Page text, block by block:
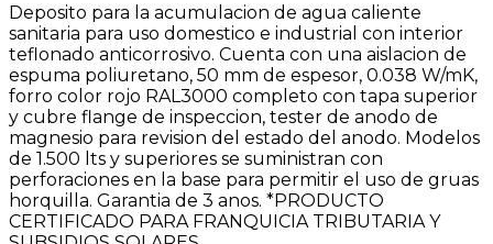
Deposito para la acumulacion de agua caliente
sanitaria para uso domestico e industrial con interior
teflonado anticorrosivo. Cuenta con una aislacion de
espuma poliuretano, 50 mm de espesor, 0.038 W/mK,
forro color rojo RAL3000 completo con tapa superior
y cubre flange de inspeccion, tester de anodo de
magnesio para revision del estado del anodo. Modelos
de 1.500 lts y superiores se suministran con
perforaciones en la base para permitir el uso de gruas
horquilla. Garantia de 3 anos. *PRODUCTO
CERTIFICADO PARA FRANQUICIA TRIBUTARIA Y